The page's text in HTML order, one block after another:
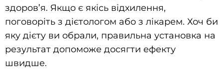
здоров’я. Якщо є якісь відхилення,
поговоріть з дієтологом або з лікарем. Хоч би
яку дієту ви обрали, правильна установка на
результат допоможе досягти ефекту
швидше.